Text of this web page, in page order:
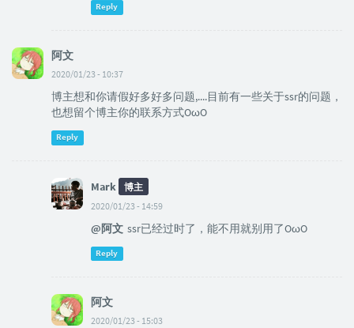
Reply
阿文
2020/01/23 - 10:37
博主想和你请假好多好多问题,....目前有一些关于ssr的问题，
也想留个博主你的联系方式OωO
Reply
Mark
博主
2020/01/23 - 14:59
@阿文 ssr已经过时了，能不用就别用了OωO
Reply
阿文
2020/01/23 - 15:03